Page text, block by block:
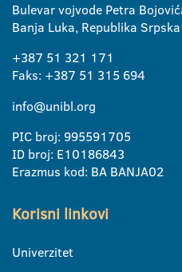
Bulevar vojvode Petra
Banja Luka, Republika Srpska
+387 51 321 171
Faks: +387 51 315 694
info@unibl.org
PIC broj: 995591705
ID broj: E10186843
Erazmus kod: BA BANJA02
Korisni linkovi
Univerzitet